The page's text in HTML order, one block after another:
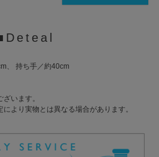
、 持ち手／約40cm
います。
より実物とは異なる場合があります。